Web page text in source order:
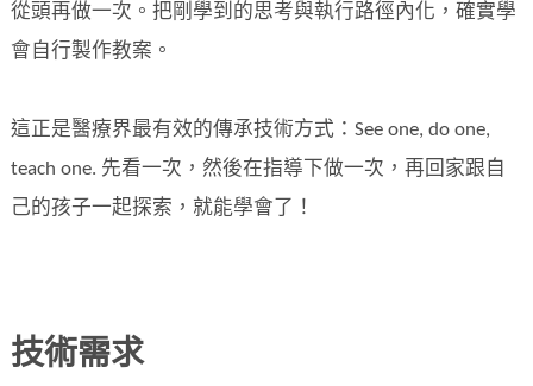
從頭再做一次。把剛學到的思考與執行路徑內化，確實學
會自行製作教案。
這正是醫療界最有效的傳承技術方式：See one, do one,
teach one. 先看一次，然後在指導下做一次，再回家跟自
己的孩子一起探索，就能學會了！
技術需求